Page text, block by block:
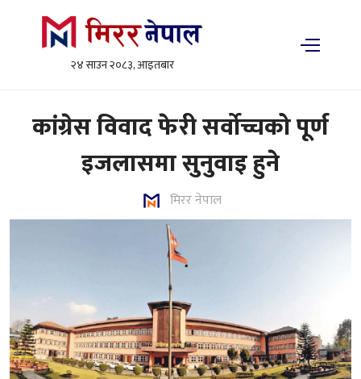
२४ साउन २०८३, आइतबार
कांग्रेस विवाद फेरी सर्वोच्चको पूर्ण
इजलासमा सुनुवाइ हुने
मिरर नेपाल